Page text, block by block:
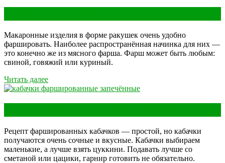
Макаронные изделия в форме ракушек очень удобно
фаршировать. Наиболее распространённая начинка для них —
это конечно же из мясного фарша. Фарш может быть любым:
свиной, говяжий или куриный.
Читать далее
Рецепт фаршированных кабачков — простой, но кабачки
получаются очень сочные и вкусные. Кабачки выбираем
маленькие, а лучше взять цуккини. Подавать лучше со
сметаной или цацики, гарнир готовить не обязательно.